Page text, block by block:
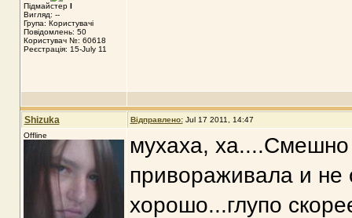
Підмайстер I
Вигляд: --
Група: Користувачі
Повідомлень: 50
Користувач №: 60618
Реєстрація: 15-July 11
Shizuka Відправлено: Jul 17 2011, 14:47
Offline
мухаха, ха....Смешно
привораживала и не
хорошо...глупо